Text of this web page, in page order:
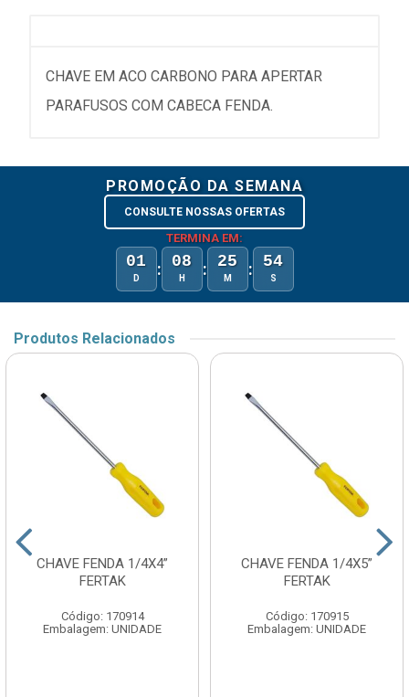
CHAVE EM ACO CARBONO PARA APERTAR
PARAFUSOS COM CABECA FENDA.
PROMOÇÃO DA SEMANA
CONSULTE NOSSAS OFERTAS
TERMINA EM:
01
D : 08
H : 25
M : 54
S
Produtos Relacionados
CHAVE FENDA 1/4X4”
FERTAK
Código: 170914
Embalagem: UNIDADE
CHAVE FENDA 1/4X5”
FERTAK
Código: 170915
Embalagem: UNIDADE